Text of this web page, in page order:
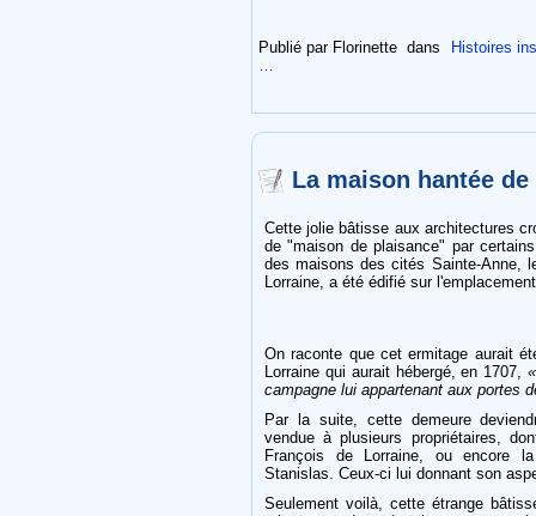
Publié par Florinette dans
Histoires
La maison hantée
Cette jolie bâtisse aux architectures
de "maison de plaisance" par
des maisons des cités Sainte-Anne,
Lorraine, a été édifié sur
On raconte que cet ermitage aurait
Lorraine qui aurait hébergé, en 1707,
campagne lui appartenant aux portes
Par la suite, cette demeure
vendue à plusieurs propriétaires,
François de Lorraine, ou encore
Stanislas. Ceux-ci lui donnant son
Seulement voilà, cette étrange